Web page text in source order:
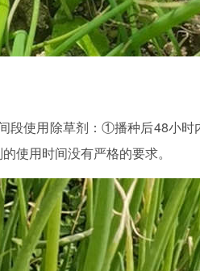
段使用除草剂：①播种后48小时
使用时间没有严格的要求。